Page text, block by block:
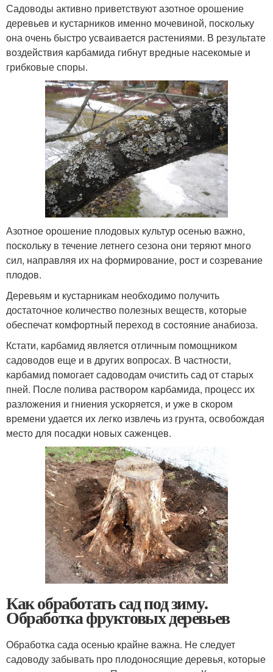
Садоводы активно приветствуют азотное орошение
деревьев и кустарников именно мочевиной, поскольку
она очень быстро усваивается растениями. В результате
воздействия карбамида гибнут вредные насекомые и
грибковые споры.
Азотное орошение плодовых культур осенью важно,
поскольку в течение летнего сезона они теряют много
сил, направляя их на формирование, рост и созревание
плодов.
Деревьям и кустарникам необходимо получить
достаточное количество полезных веществ, которые
обеспечат комфортный переход в состояние анабиоза.
Кстати, карбамид является отличным помощником
садоводов еще и в других вопросах. В частности,
карбамид помогает садоводам очистить сад от старых
пней. После полива раствором карбамида, процесс их
разложения и гниения ускоряется, и уже в скором
времени удается их легко извлечь из грунта, освобождая
место для посадки новых саженцев.
Как обработать сад под зиму.
Обработка фруктовых деревьев
Обработка сада осенью крайне важна. Не следует
садоводу забывать про плодоносящие деревья, которые